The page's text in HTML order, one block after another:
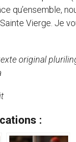
qu’ensemble,
Vierge. Je
original
: